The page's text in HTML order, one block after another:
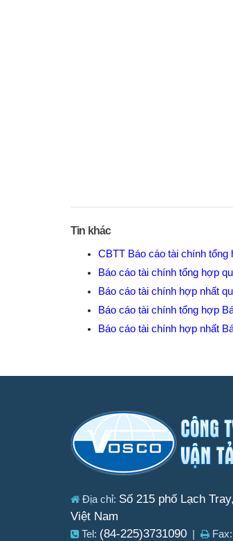
Tin khác
CBTT Báo cáo tài chính tổng
Báo cáo tài chính tổng hợp
Báo cáo tài chính hợp nhất
Báo cáo tài chính tổng hợp
Báo cáo tài chính hợp nhất
Địa chỉ: Số 215 phố Lạch
Việt Nam
Tel: (84-225)3731090 Fax: